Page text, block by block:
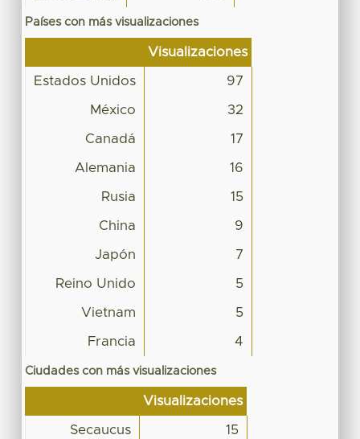
Países con más visualizaciones
Visualizaciones
Estados Unidos 97
México 32
Canadá 17
Alemania 16
Rusia 15
China 9
Japón 7
Reino Unido 5
Vietnam 5
Francia 4
Ciudades con más visualizaciones
Visualizaciones
Secaucus 15